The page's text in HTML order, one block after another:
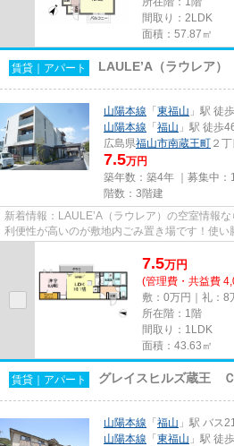
間取り：2LDK
面積：57.87㎡
賃貸｜アパート LAULE’A（ラウレア）
山陽本線 「 東福山 」駅 徒
山陽本線 「 福山 」駅 徒歩
広島県福山市南蔵王町 ２丁
7.5万円
築年数：築4年 ｜募集中：
階数：3階建
新着情報：LAULE’A（ラウレア）の空室情報
利便性が高いのが敷地内ごみ置き場です！使
7.5万円
(管理費・共益費
敷：0万円｜礼：8
所在階：1階
間取り：1LDK
面積：43.63㎡
賃貸｜アパート グレイスヒルズ蔵王 Ｃ
山陽本線 「 福山 」駅 バス
山陽本線 「 東福山 」駅 徒